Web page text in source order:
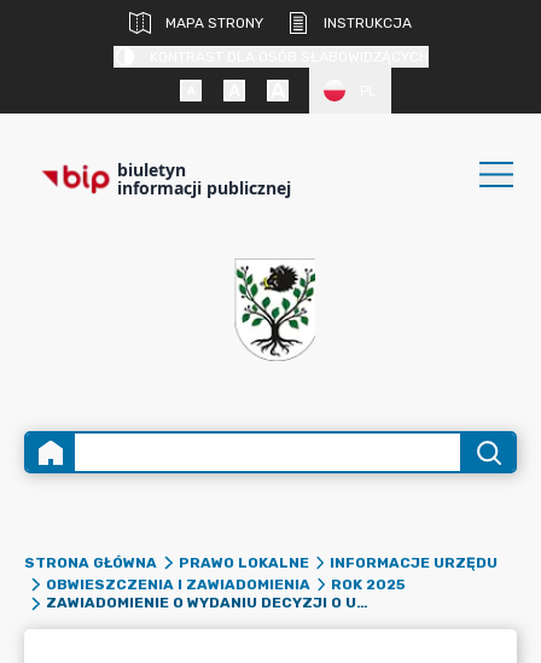
MAPA STRONY
INSTRUKCJA
biuletyn
informacji publicznej
STRONA GŁÓWNA PRAWO LOKALNE
INFORMACJE URZĘDU
OBWIESZCZENIA I ZAWIADOMIENIA
ROK 2025
ZAWIADOMIENIE O WYDANIU DECYZJI O USTALENIU LOKALIZACJI INWESTYCJI CELU PUBLICZNEGO, ZNAK SPRAWY RIGKIR.6733.8.2025